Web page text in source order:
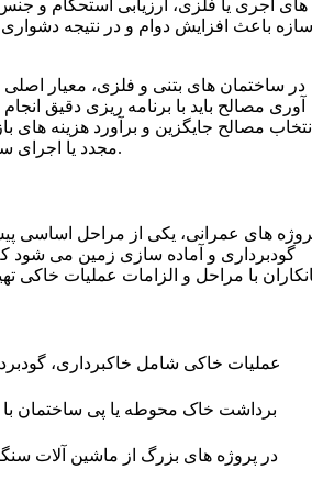
های آجری یا فلزی، ارزیابی استحکام و
سازه باعث افزایش دوام و در نتیجه
در ساختمان های بتنی و فلزی، معیار
آوری مصالح باید با برنامه ریزی دقیق
انتخاب مصالح جایگزین و برآورد هزینه های
مجدد یا اجرای سازه جدید به تصمیم گیری اقتصادی کارفرما کمک می کند و مسیر بازسازی را بهینه تر می سازد.
های عمرانی، یکی از مراحل اساسی
گودبرداری و آماده سازی زمین می شود
با مراحل و الزامات عملیات
عملیات خاکی شامل خاکبرداری،
برداشت خاک محوطه یا پی ساختمان با
در پروژه های بزرگ از ماشین آلات